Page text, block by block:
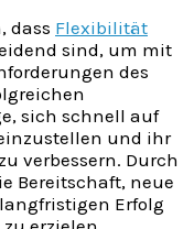
dass Flexibilität
sind, um mit
des
sich schnell auf
und ihr
verbessern. Durch
Bereitschaft, neue
Erfolg